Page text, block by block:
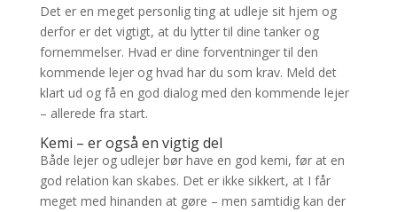
Det er en meget personlig ting at udleje sit hjem og
derfor er det vigtigt, at du lytter til dine tanker og
fornemmelser. Hvad er dine forventninger til den
kommende lejer og hvad har du som krav. Meld det
klart ud og få en god dialog med den kommende lejer
– allerede fra start.
Kemi – er også en vigtig del
Både lejer og udlejer bør have en god kemi, før at en
god relation kan skabes. Det er ikke sikkert, at I får
meget med hinanden at gøre – men samtidig kan der